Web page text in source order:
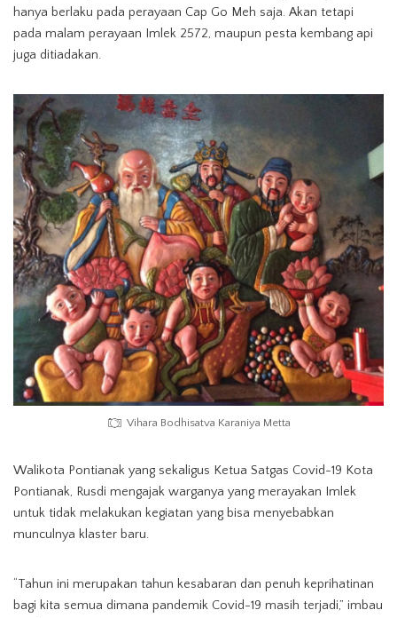
hanya berlaku pada perayaan Cap Go Meh saja. Akan tetapi
pada malam perayaan Imlek 2572, maupun pesta kembang api
juga ditiadakan.
Vihara Bodhisatva Karaniya Metta
Walikota Pontianak yang sekaligus Ketua Satgas Covid-19 Kota
Pontianak, Rusdi mengajak warganya yang merayakan Imlek
untuk tidak melakukan kegiatan yang bisa menyebabkan
munculnya klaster baru.
“Tahun ini merupakan tahun kesabaran dan penuh keprihatinan
bagi kita semua dimana pandemik Covid-19 masih terjadi,” imbau